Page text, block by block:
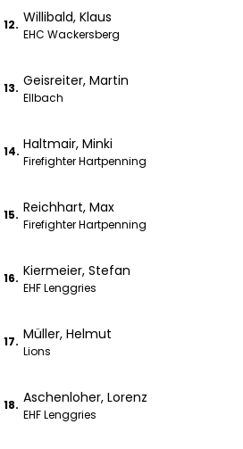
12. Willibald, Klaus
EHC Wackersberg
13. Geisreiter, Martin
Ellbach
14. Haltmair, Minki
Firefighter Hartpenning
15. Reichhart, Max
Firefighter Hartpenning
16. Kiermeier, Stefan
EHF Lenggries
17. Müller, Helmut
Lions
18. Aschenloher, Lorenz
EHF Lenggries